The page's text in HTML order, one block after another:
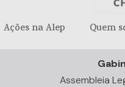
Ações na Alep Quem
Assembleia